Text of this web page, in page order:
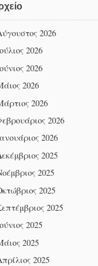
2026
2026
2026
2026
2026
2026
2026
2025
2025
2025
2025
2025
2025
2025